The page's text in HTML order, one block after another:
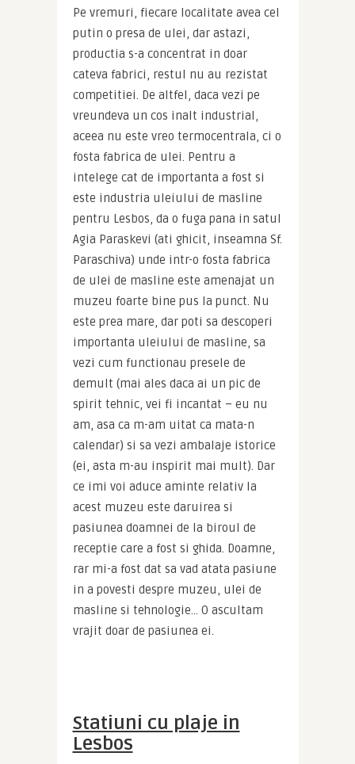
Pe vremuri, fiecare localitate avea cel
putin o presa de ulei, dar astazi,
productia s-a concentrat in doar
cateva fabrici, restul nu au rezistat
competitiei. De altfel, daca vezi pe
vreundeva un cos inalt industrial,
aceea nu este vreo termocentrala, ci o
fosta fabrica de ulei. Pentru a
intelege cat de importanta a fost si
este industria uleiului de masline
pentru Lesbos, da o fuga pana in satul
Agia Paraskevi (ati ghicit, inseamna Sf.
Paraschiva) unde intr-o fosta fabrica
de ulei de masline este amenajat un
muzeu foarte bine pus la punct. Nu
este prea mare, dar poti sa descoperi
importanta uleiului de masline, sa
vezi cum functionau presele de
demult (mai ales daca ai un pic de
spirit tehnic, vei fi incantat – eu nu
am, asa ca m-am uitat ca mata-n
calendar) si sa vezi ambalaje istorice
(ei, asta m-au inspirit mai mult). Dar
ce imi voi aduce aminte relativ la
acest muzeu este daruirea si
pasiunea doamnei de la biroul de
receptie care a fost si ghida. Doamne,
rar mi-a fost dat sa vad atata pasiune
in a povesti despre muzeu, ulei de
masline si tehnologie… O ascultam
vrajit doar de pasiunea ei.
Statiuni cu plaje in
Lesbos